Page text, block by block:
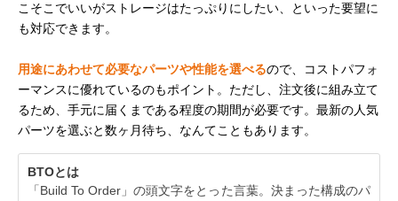
こそこでいいがストレージはたっぷりにしたい、といった要望に
も対応できます。
用途にあわせて必要なパーツや性能を選べるので、コストパフォ
ーマンスに優れているのもポイント。ただし、注文後に組み立て
るため、手元に届くまである程度の期間が必要です。最新の人気
パーツを選ぶと数ヶ月待ち、なんてこともあります。
BTOとは
「Build To Order」の頭文字をとった言葉。決まった構成のパ